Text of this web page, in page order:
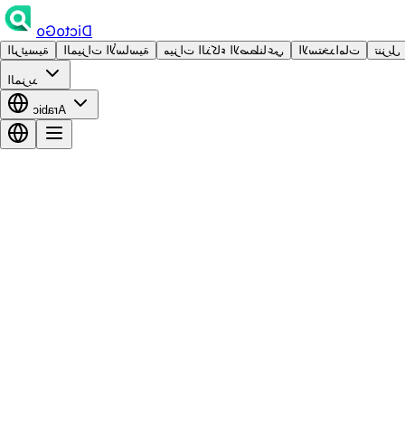
DictoGo
الرئيسية الميزات الأساسية ميزات الذكاء الاصطناعي الاستخدامات تنزيل
المزيد